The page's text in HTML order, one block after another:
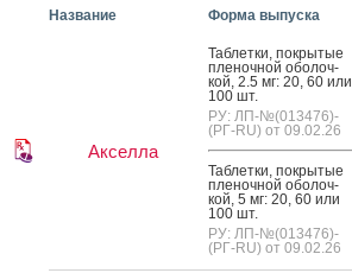
Название Форма выпуска
Акселла
Таб­летки, пок­ры­тые
пле­ноч­ной обо­лоч­
кой, 2.5 мг: 20, 60 или
100 шт.
РУ: ЛП-№(013476)-
(РГ-RU) от 09.02.26
Таб­летки, пок­ры­тые
пле­ноч­ной обо­лоч­
кой, 5 мг: 20, 60 или
100 шт.
РУ: ЛП-№(013476)-
(РГ-RU) от 09.02.26